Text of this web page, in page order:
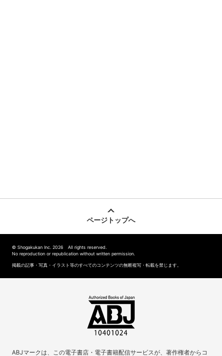
ページトップへ
© Shogakukan Inc. 2026 All rights reserved.
No reproduction or republication without written permission.
掲載の記事・写真・イラスト等のすべてのコンテンツの無断複写・転載を禁じます。
ABJマークは、この電子書店・電子書籍配信サービスが、著作権者からコ